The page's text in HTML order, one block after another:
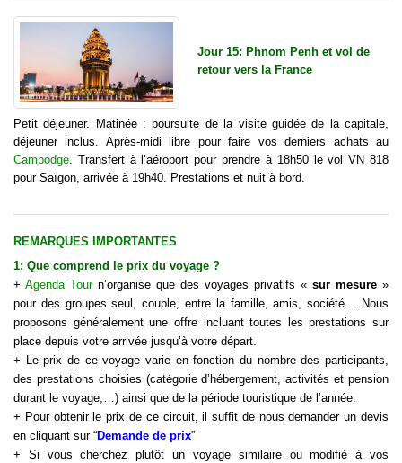
Jour 15: Phnom Penh et vol de
retour vers la France
Petit déjeuner. Matinée : poursuite de la visite guidée de la capitale,
déjeuner inclus. Après-midi libre pour faire vos derniers achats au
Cambodge . Transfert à l’aéroport pour prendre à 18h50 le vol VN 818
pour Saïgon, arrivée à 19h40. Prestations et nuit à bord.
REMARQUES IMPORTANTES
1: Que comprend le prix du voyage ?
+ Agenda Tourn’organise que des voyages privatifs « sur mesure »
pour des groupes seul, couple, entre la famille, amis, société… Nous
proposons généralement une offre incluant toutes les prestations sur
place depuis votre arrivée jusqu’à votre départ.
+ Le prix de ce voyage varie en fonction du nombre des participants,
des prestations choisies (catégorie d’hébergement, activités et pension
durant le voyage,…) ainsi que de la période touristique de l’année.
+ Pour obtenir le prix de ce circuit, il suffit de nous demander un devis
en cliquant sur “Demande de prix”
+ Si vous cherchez plutôt un voyage similaire ou modifié à vos